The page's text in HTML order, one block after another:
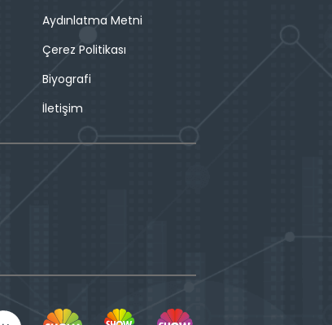
Aydınlatma Metni
Çerez Politikası
Biyografi
İletişim